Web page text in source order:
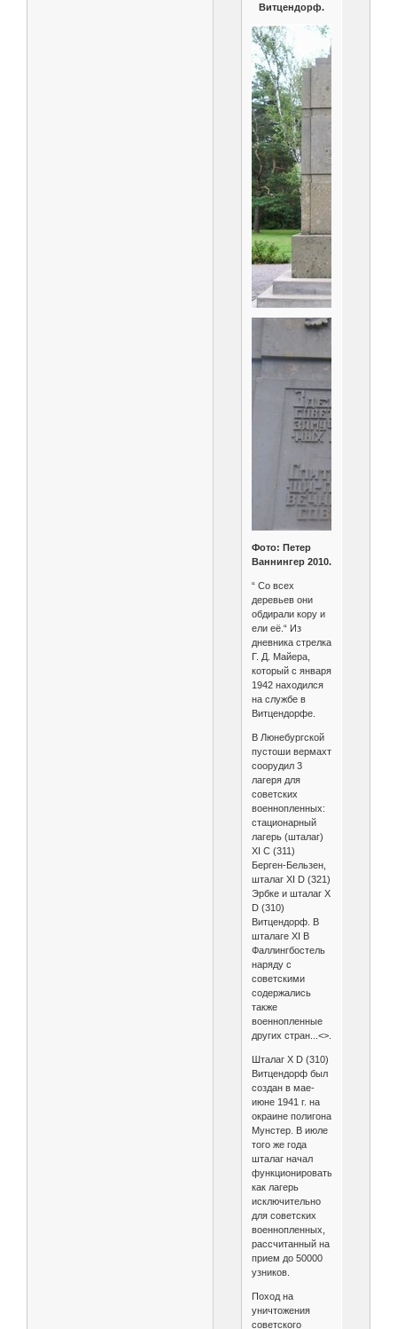
Витцендорф.
Фото: Петер
Ваннингер 2010.
“ Со всех
деревьев они
обдирали кору и
ели её.“ Из
дневника стрелка
Г. Д. Майера,
который с января
1942 находился
на службе в
Витцендорфе.
В Люнебургской
пустоши вермахт
соорудил 3
лагеря для
советских
военнопленных:
стационарный
лагерь (шталаг)
XI C (311)
Берген-Бельзен,
шталаг XI D (321)
Эрбке и шталаг X
D (310)
Витцендорф. В
шталаге XI B
Фаллингбостель
наряду с
советскими
содержались
также
военнопленные
других стран...<>.
Шталаг X D (310)
Витцендорф был
создан в мае-
июне 1941 г. на
окраине полигона
Мунстер. В июле
того же года
шталаг начал
функционировать
как лагерь
исключительно
для советских
военнопленных,
рассчитанный на
прием до 50000
узников.
Поход на
уничтожения
советского